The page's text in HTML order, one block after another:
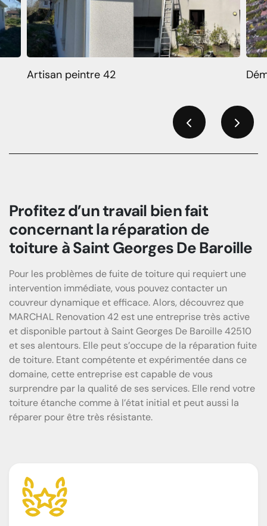
Artisan peintre 42
Profitez d’un travail bien fait
concernant la réparation de
toiture à Saint Georges De Baroille
Pour les problèmes de fuite de toiture qui requiert une
intervention immédiate, vous pouvez contacter un
couvreur dynamique et efficace. Alors, découvrez que
MARCHAL Renovation 42 est une entreprise très active
et disponible partout à Saint Georges De Baroille 42510
et ses alentours. Elle peut s’occupe de la réparation fuite
de toiture. Etant compétente et expérimentée dans ce
domaine, cette entreprise est capable de vous
surprendre par la qualité de ses services. Elle rend votre
toiture étanche comme à l’état initial et peut aussi la
réparer pour être très résistante.